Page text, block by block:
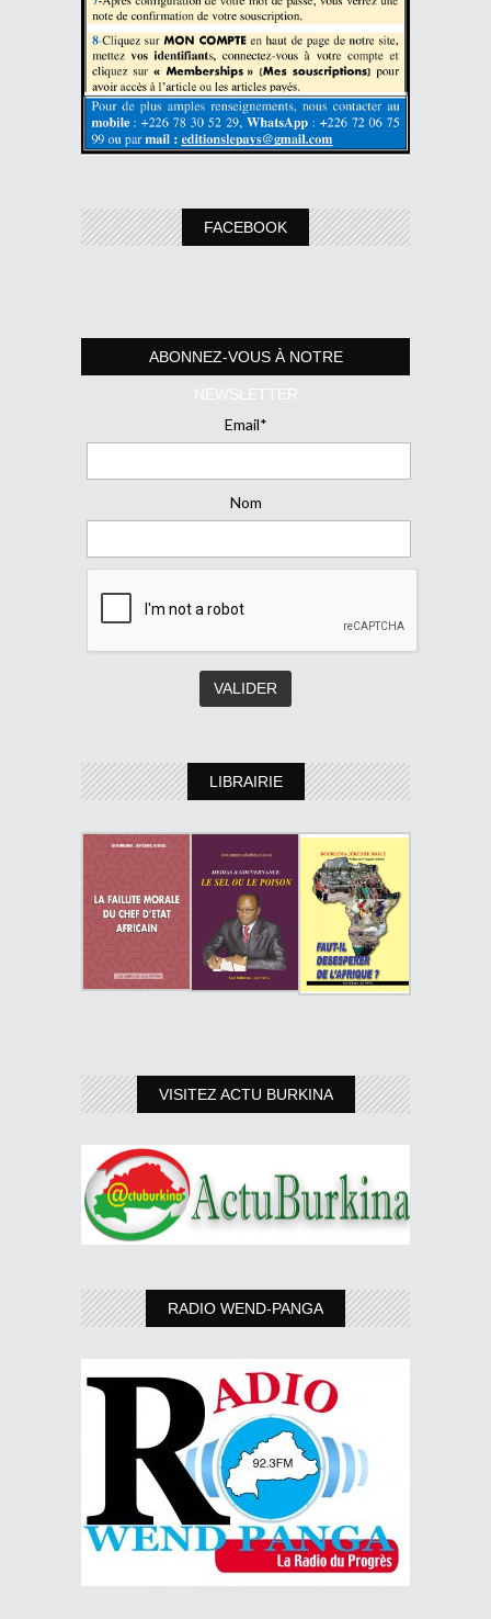
FACEBOOK
ABONNEZ-VOUS À NOTRE
NEWSLETTER
Email*
Nom
LIBRAIRIE
VISITEZ ACTU BURKINA
RADIO WEND-PANGA